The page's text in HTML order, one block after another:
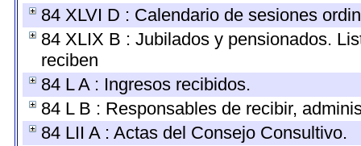
84 XLVI D : Calendario de sesiones
84 XLIX B : Jubilados y pensionados.
reciben
84 L A : Ingresos recibidos.
84 L B : Responsables de recibir,
84 LII A : Actas del Consejo Consultivo.